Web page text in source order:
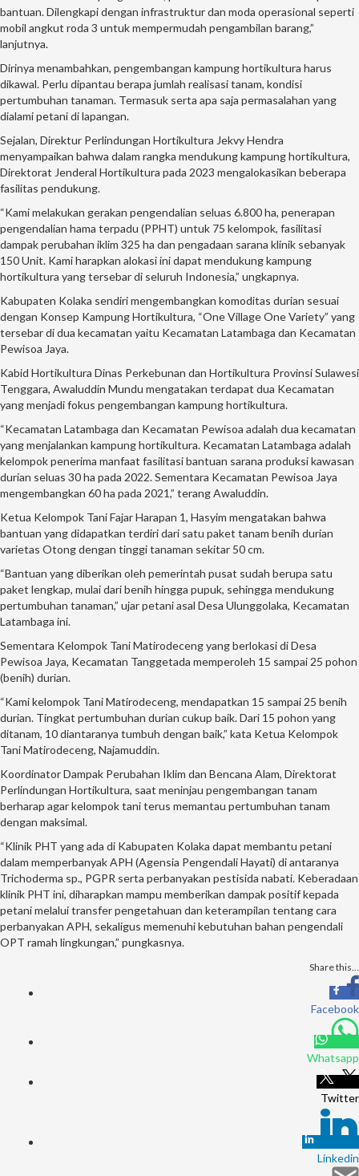
bantuan. Dilengkapi dengan infrastruktur dan moda operasional seperti
mobil angkut roda 3 untuk mempermudah pengambilan barang,”
lanjutnya.
Dirinya menambahkan, pengembangan kampung hortikultura harus
dikawal. Perlu dipantau berapa jumlah realisasi tanam, kondisi
pertumbuhan tanaman. Termasuk serta apa saja permasalahan yang
dialami petani di lapangan.
Sejalan, Direktur Perlindungan Hortikultura Jekvy Hendra
menyampaikan bahwa dalam rangka mendukung kampung hortikultura,
Direktorat Jenderal Hortikultura pada 2023 mengalokasikan beberapa
fasilitas pendukung.
“Kami melakukan gerakan pengendalian seluas 6.800 ha, penerapan
pengendalian hama terpadu (PPHT) untuk 75 kelompok, fasilitasi
dampak perubahan iklim 325 ha dan pengadaan sarana klinik sebanyak
150 Unit. Kami harapkan alokasi ini dapat mendukung kampung
hortikultura yang tersebar di seluruh Indonesia,” ungkapnya.
Kabupaten Kolaka sendiri mengembangkan komoditas durian sesuai
dengan Konsep Kampung Hortikultura, “One Village One Variety” yang
tersebar di dua kecamatan yaitu Kecamatan Latambaga dan Kecamatan
Pewisoa Jaya.
Kabid Hortikultura Dinas Perkebunan dan Hortikultura Provinsi Sulawesi
Tenggara, Awaluddin Mundu mengatakan terdapat dua Kecamatan
yang menjadi fokus pengembangan kampung hortikultura.
“Kecamatan Latambaga dan Kecamatan Pewisoa adalah dua kecamatan
yang menjalankan kampung hortikultura. Kecamatan Latambaga adalah
kelompok penerima manfaat fasilitasi bantuan sarana produksi kawasan
durian seluas 30 ha pada 2022. Sementara Kecamatan Pewisoa Jaya
mengembangkan 60 ha pada 2021,” terang Awaluddin.
Ketua Kelompok Tani Fajar Harapan 1, Hasyim mengatakan bahwa
bantuan yang didapatkan terdiri dari satu paket tanam benih durian
varietas Otong dengan tinggi tanaman sekitar 50 cm.
“Bantuan yang diberikan oleh pemerintah pusat sudah berupa satu
paket lengkap, mulai dari benih hingga pupuk, sehingga mendukung
pertumbuhan tanaman,” ujar petani asal Desa Ulunggolaka, Kecamatan
Latambaga ini.
Sementara Kelompok Tani Matirodeceng yang berlokasi di Desa
Pewisoa Jaya, Kecamatan Tanggetada memperoleh 15 sampai 25 pohon
(benih) durian.
“Kami kelompok Tani Matirodeceng, mendapatkan 15 sampai 25 benih
durian. Tingkat pertumbuhan durian cukup baik. Dari 15 pohon yang
ditanam, 10 diantaranya tumbuh dengan baik,” kata Ketua Kelompok
Tani Matirodeceng, Najamuddin.
Koordinator Dampak Perubahan Iklim dan Bencana Alam, Direktorat
Perlindungan Hortikultura, saat meninjau pengembangan tanam
berharap agar kelompok tani terus memantau pertumbuhan tanam
dengan maksimal.
“Klinik PHT yang ada di Kabupaten Kolaka dapat membantu petani
dalam memperbanyak APH (Agensia Pengendali Hayati) di antaranya
Trichoderma sp., PGPR serta perbanyakan pestisida nabati. Keberadaan
klinik PHT ini, diharapkan mampu memberikan dampak positif kepada
petani melalui transfer pengetahuan dan keterampilan tentang cara
perbanyakan APH, sekaligus memenuhi kebutuhan bahan pengendali
OPT ramah lingkungan,” pungkasnya.
Share this…
Facebook
Whatsapp
Twitter
Linkedin